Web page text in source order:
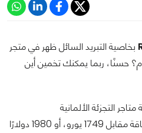
بخاصية التبريد السائل ظهر في متجر
حسنًا، ربما يمكنك تخمين أين
التجزئة الألمانية
، التي تبيع البطاقة مقابل 1749 يورو، أو 1980 دولارًا